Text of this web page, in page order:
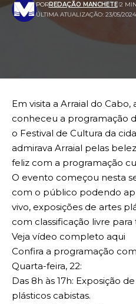
ÚLTIMA ATUALIZAÇÃO: 23/05/2024
PORREDAÇÃO MANCHETE 2
Em visita a Arraial do Cabo,
conheceu a programação
o Festival de Cultura da
admirava Arraial pelas
feliz com a programação
O evento começou nesta
com o público podendo
vivo, exposições de artes
com classificação livre
Veja vídeo completo aqui
Confira a programação
Quarta-feira, 22:
Das 8h às 17h: Exposição
plásticos cabistas.